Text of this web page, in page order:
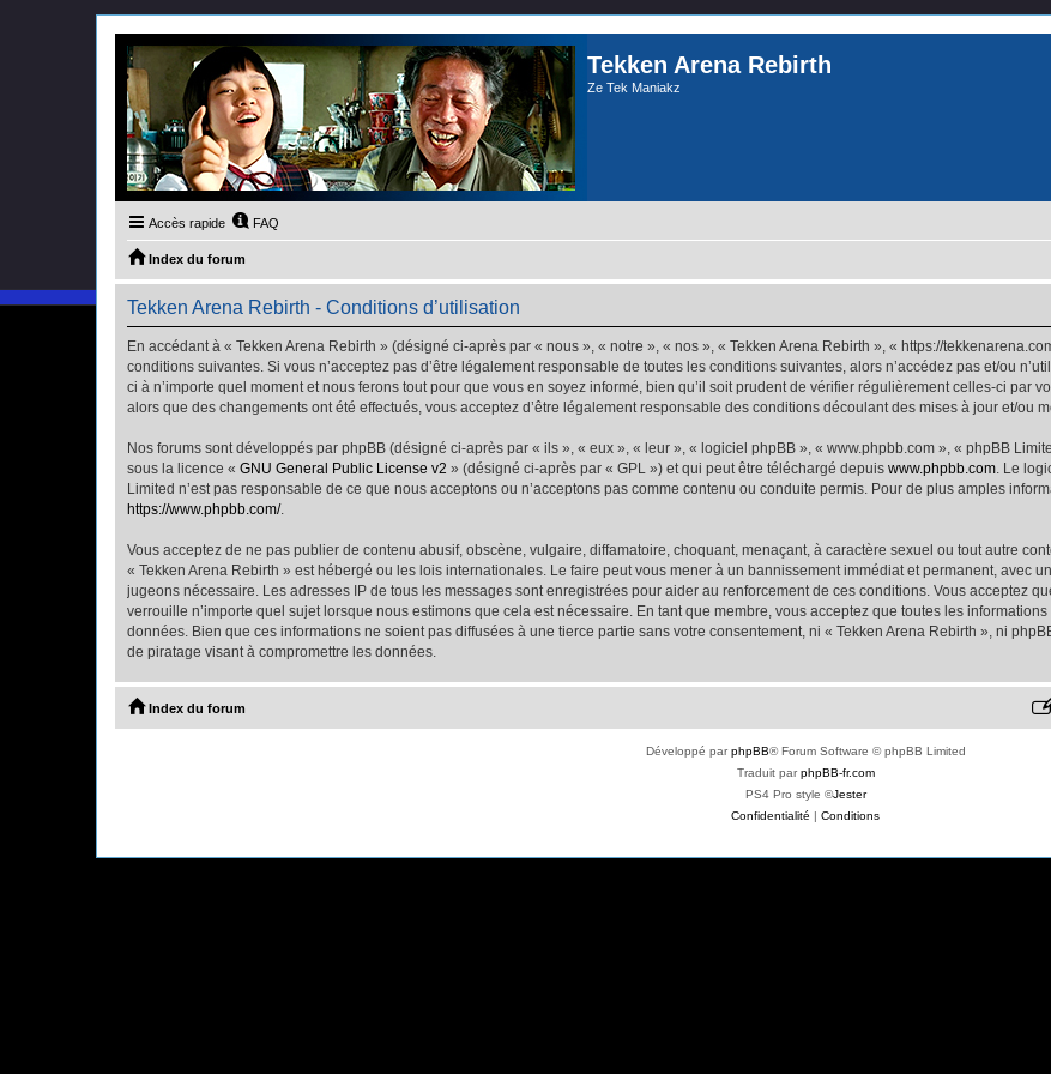
Tekken Arena Rebirth
Ze Tek Maniakz
Accès rapide FAQ
Index du forum
Tekken Arena Rebirth - Conditions d’utilisation
En accédant à « Tekken Arena Rebirth » (désigné ci-après par « nous », « notre », « nos », « Tekken Arena Rebirth », « https://
conditions suivantes. Si vous n’acceptez pas d’être légalement responsable de toutes les conditions suivantes, alors n’accédez pas et/ou
ci à n’importe quel moment et nous ferons tout pour que vous en soyez informé, bien qu’il soit prudent de vérifier régulièrement celles-ci par
alors que des changements ont été effectués, vous acceptez d’être légalement responsable des conditions découlant des mises à jour et/ou
Nos forums sont développés par phpBB (désigné ci-après par « ils », « eux », « leur », « logiciel phpBB », « www.phpbb.com », « phpBB
sous la licence « GNU General Public License v2 » (désigné ci-après par « GPL ») et qui peut être téléchargé depuis www.phpbb.com. Le
Limited n’est pas responsable de ce que nous acceptons ou n’acceptons pas comme contenu ou conduite permis. Pour de plus amples
https://www.phpbb.com/.
Vous acceptez de ne pas publier de contenu abusif, obscène, vulgaire, diffamatoire, choquant, menaçant, à caractère sexuel ou tout autre
« Tekken Arena Rebirth » est hébergé ou les lois internationales. Le faire peut vous mener à un bannissement immédiat et permanent, avec
jugeons nécessaire. Les adresses IP de tous les messages sont enregistrées pour aider au renforcement de ces conditions. Vous acceptez
verrouille n’importe quel sujet lorsque nous estimons que cela est nécessaire. En tant que membre, vous acceptez que toutes les
données. Bien que ces informations ne soient pas diffusées à une tierce partie sans votre consentement, ni « Tekken Arena Rebirth », ni
de piratage visant à compromettre les données.
Index du forum
Développé parphpBB® Forum Software © phpBB Limited
Traduit parphpBB-fr.com
PS4 Pro style ©Jester
Confidentialité | Conditions